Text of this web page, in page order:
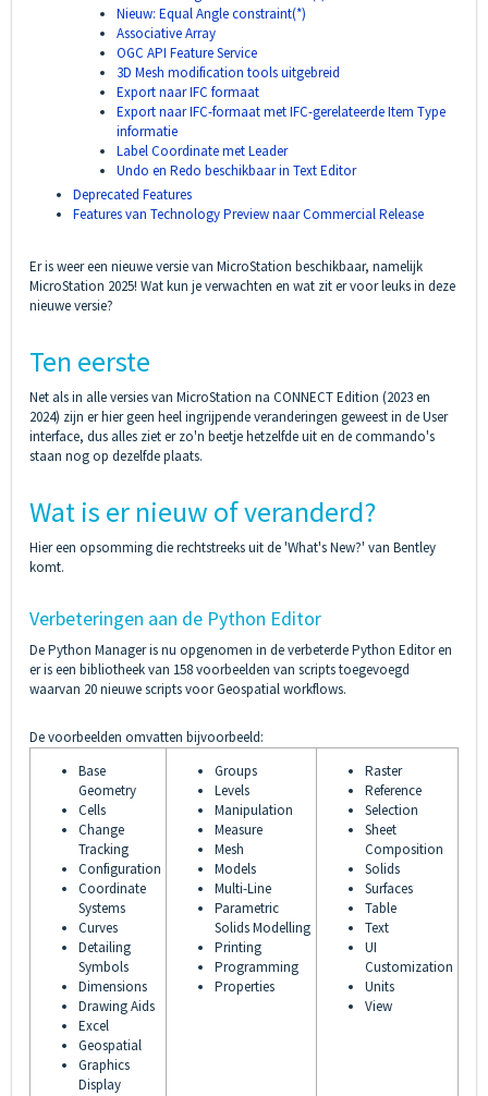
Nieuw: Equal Angle constraint(*)
Associative Array
OGC API Feature Service
3D Mesh modification tools uitgebreid
Export naar IFC formaat
Export naar IFC-formaat met IFC-gerelateerde Item Type
informatie
Label Coordinate met Leader
Undo en Redo beschikbaar in Text Editor
Deprecated Features
Features van Technology Preview naar Commercial Release
Er is weer een nieuwe versie van MicroStation beschikbaar, namelijk
MicroStation 2025! Wat kun je verwachten en wat zit er voor leuks in deze
nieuwe versie?
Ten eerste
Net als in alle versies van MicroStation na CONNECT Edition (2023 en
2024) zijn er hier geen heel ingrijpende veranderingen geweest in de User
interface, dus alles ziet er zo'n beetje hetzelfde uit en de commando's
staan nog op dezelfde plaats.
Wat is er nieuw of veranderd?
Hier een opsomming die rechtstreeks uit de 'What's New?' van Bentley
komt.
Verbeteringen aan de Python Editor
De Python Manager is nu opgenomen in de verbeterde Python Editor en
er is een bibliotheek van 158 voorbeelden van scripts toegevoegd
waarvan 20 nieuwe scripts voor Geospatial workflows.
De voorbeelden omvatten bijvoorbeeld:
Base
Geometry
Cells
Change
Tracking
Configuration
Coordinate
Systems
Curves
Detailing
Symbols
Dimensions
Drawing Aids
Excel
Geospatial
Graphics
Display
Groups
Levels
Manipulation
Measure
Mesh
Models
Multi-Line
Parametric
Solids Modelling
Printing
Programming
Properties
Raster
Reference
Selection
Sheet
Composition
Solids
Surfaces
Table
Text
UI
Customization
Units
View